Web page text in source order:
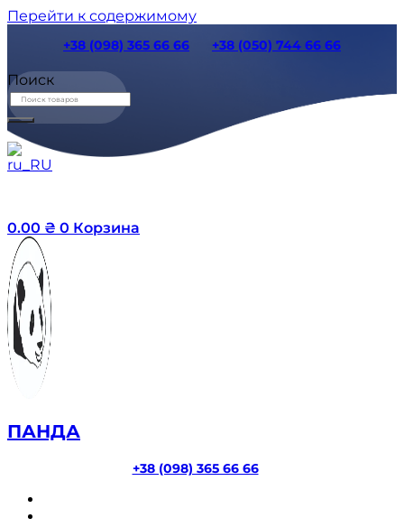
Перейти к содержимому
+38 (098) 365 66 66 +38 (050) 744 66 66
Поиск
0.00 ₴ 0 Корзина
ПАНДА
+38 (098) 365 66 66